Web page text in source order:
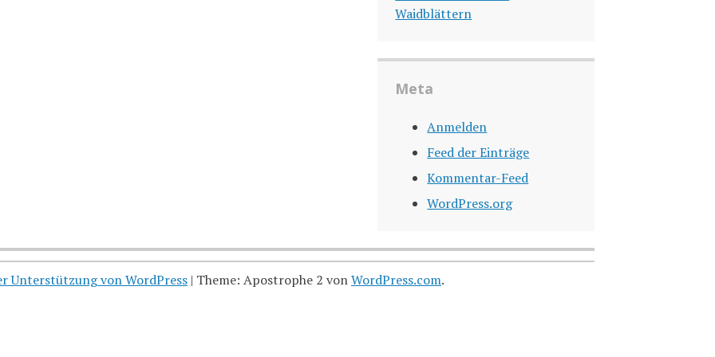
Waidblättern
Meta
Anmelden
Feed der Einträge
Kommentar-Feed
WordPress.org
Unterstützung von WordPress | Theme: Apostrophe 2 vonWordPress.com.